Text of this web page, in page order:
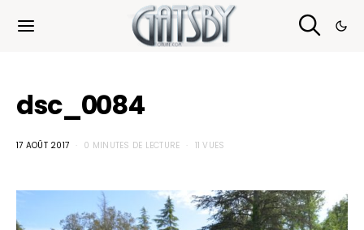
dsc_0084
17 AOÛT 2017 0 MINUTES DE LECTURE 11 VUES
Cookies management panel